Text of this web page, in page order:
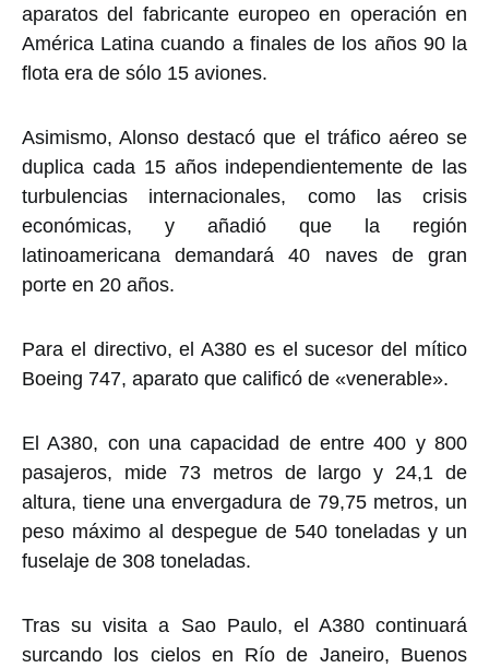
aparatos del fabricante europeo en operación en
América Latina cuando a finales de los años 90 la
flota era de sólo 15 aviones.
Asimismo, Alonso destacó que el tráfico aéreo se
duplica cada 15 años independientemente de las
turbulencias internacionales, como las crisis
económicas, y añadió que la región
latinoamericana demandará 40 naves de gran
porte en 20 años.
Para el directivo, el A380 es el sucesor del mítico
Boeing 747, aparato que calificó de «venerable».
El A380, con una capacidad de entre 400 y 800
pasajeros, mide 73 metros de largo y 24,1 de
altura, tiene una envergadura de 79,75 metros, un
peso máximo al despegue de 540 toneladas y un
fuselaje de 308 toneladas.
Tras su visita a Sao Paulo, el A380 continuará
surcando los cielos en Río de Janeiro, Buenos